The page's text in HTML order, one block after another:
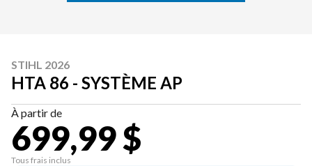
STIHL 2026
HTA 86 - SYSTÈME AP
À partir de
699,99 $
Tous frais inclus